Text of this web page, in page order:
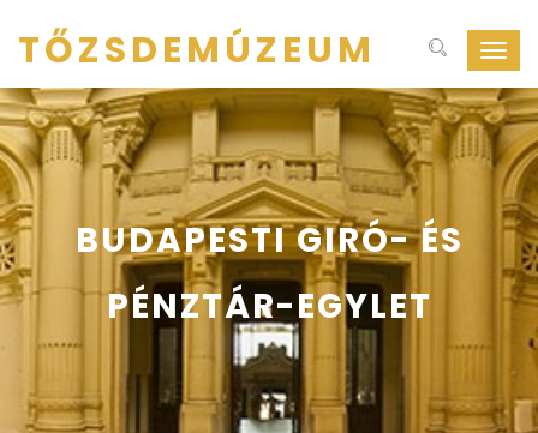
ki-
be
TŐZSDEMÚZEUM
BUDAPESTI GIRÓ- ÉS
PÉNZTÁR-EGYLET